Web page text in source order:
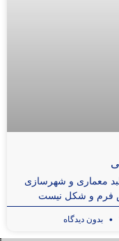
معماری و شهرسازی
فرم و شکل نیست
بدون دیدگاه